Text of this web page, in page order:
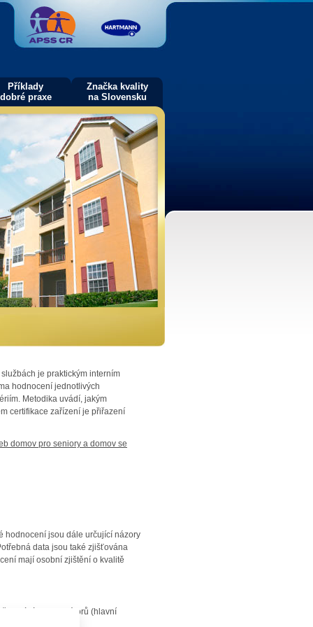
Příklady
dobré praxe
Značka kvality
na Slovensku
je praktickým interním
hodnocení jednotlivých
Metodika uvádí, jakým
certifikace zařízení je přiřazení
domov pro seniory a domov se
hodnocení jsou dále určující názory
data jsou také zjišťována
mají osobní zjištění o kvalitě
tým certifikátorů (hlavní